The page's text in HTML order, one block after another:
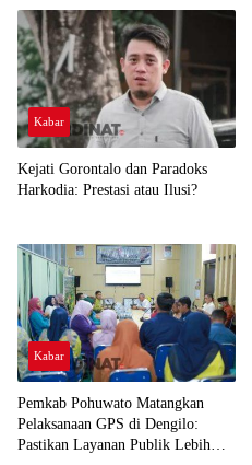
Kabar
Kejati Gorontalo dan Paradoks
Harkodia: Prestasi atau Ilusi?
Kabar
Pemkab Pohuwato Matangkan
Pelaksanaan GPS di Dengilo:
Pastikan Layanan Publik Lebih